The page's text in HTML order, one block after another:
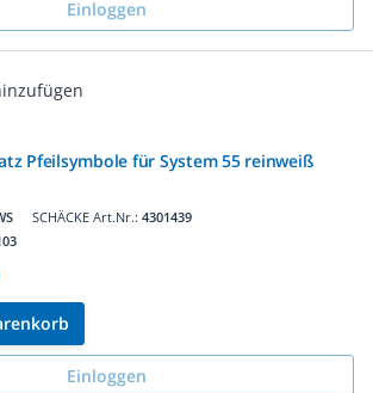
Einloggen
Pfeilsymbole für System 55 reinweiß
SCHÄCKE Art.Nr.: 4301439
Einloggen